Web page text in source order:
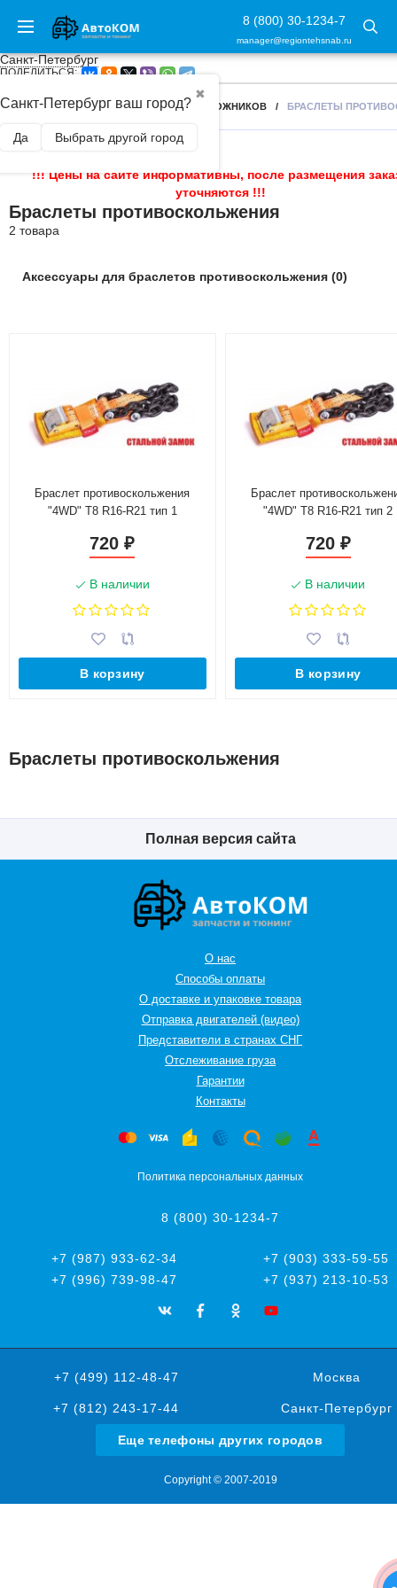
8 (800) 30-1234-7
manager@regiontehsnab.ru
Санкт-Петербург
✖
Санкт-Петербург ваш город?
Да Выбрать другой город
ПОДЕЛИТЬСЯ:
ГЛАВНАЯ / АКСЕССУАРЫ ДЛЯ ВНЕДОРОЖНИКОВ / БРАСЛЕТЫ
!!! Цены на сайте информативны, после размещения
уточняются !!!
Браслеты противоскольжения
2 товара
Аксессуары для браслетов противоскольжения (0)
Браслет противоскольжения
"4WD" T8 R16-R21 тип 1
205-235 мм, Tplus
720₽
В наличии
В корзину
Браслет
"4WD" T8 R16-R21 тип 2
235-305 мм, Tplus
720 ₽
В наличии
В корзину
Браслеты противоскольжения
Полная версия сайта
О нас
Способы оплаты
О доставке и упаковке товара
Отправка двигателей (видео)
Представители в странах СНГ
Oтслеживание груза
Гарантии
Контакты
Политика персональных данных
8 (800) 30-1234-7
+7 (987) 933-62-34
+7 (903) 333-59-55
+7 (996) 739-98-47
+7 (937) 213-10-53
+7 (499) 112-48-47 Москва
+7 (812) 243-17-44 Санкт-Петербург
Еще телефоны других городов
Copyright © 2007-2019